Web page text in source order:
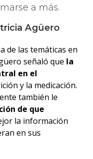
a más.
Agüero
de las temáticas en
señaló que la
en el
y la medicación.
también le
de que
la información
en sus